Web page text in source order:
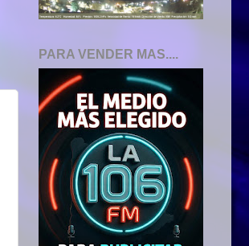
PARA VENDER MAS....